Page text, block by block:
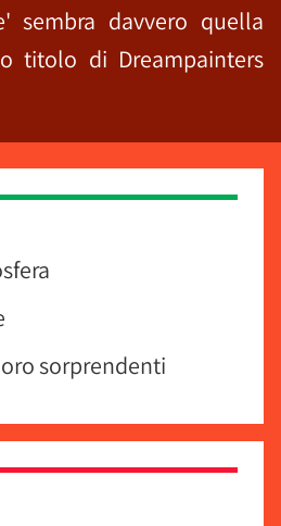
sembra davvero quella
titolo di Dreampainters
sorprendenti